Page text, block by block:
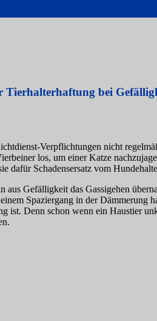
Tierhalterhaftung bei
Verpflichtungen nicht
los, um einer Katze
dafür Schadensersatz vom
Gefälligkeit das Gassigehen
Spaziergang in der Dämmerung
ist. Denn schon wenn ein Haustier